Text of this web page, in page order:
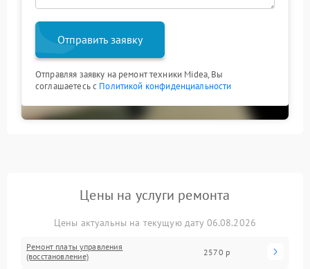
Отправить заявку
Отправляя заявку на ремонт техники Midea, Вы
соглашаетесь с Политикой конфиденциальности
Цены на услуги ремонта
Цены актуальны на текущую дату 06.08.2026
Ремонт платы управления
(восстановление)
2570 р